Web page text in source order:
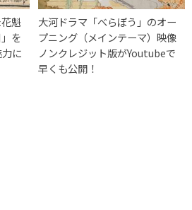
魁
を
に
大河ドラマ「べらぼう」のオー
プニング（メインテーマ）映像
ノンクレジット版がYoutubeで
早くも公開！